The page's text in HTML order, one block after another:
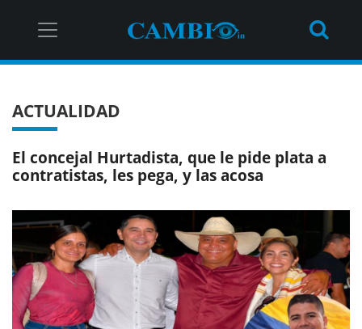
ACTUALIDAD
El concejal Hurtadista, que le pide plata a
contratistas, les pega, y las acosa